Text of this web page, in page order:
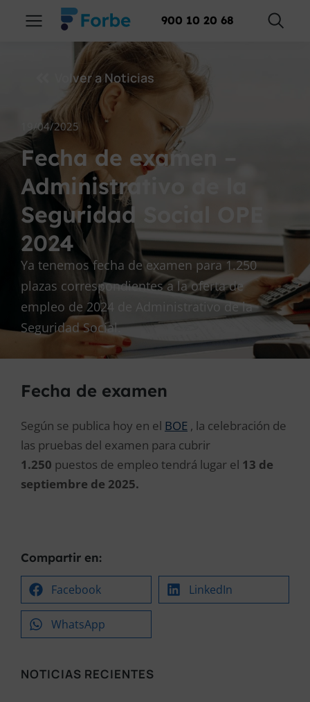
900 10 20 68
Volver a Noticias
19/04/2025
Fecha de examen –
Administrativo de la
Seguridad Social OPE
2024
Ya tenemos fecha de examen para 1.250
plazas correspondientes a la oferta de
empleo de 2024 de Administrativo de la
Seguridad Social.
Fecha de examen
Según se publica hoy en el BOE , la celebración de
las pruebas del examen para cubrir
1.250 puestos de empleo tendrá lugar el 13 de
septiembre de 2025.
Compartir en:
Facebook LinkedIn
WhatsApp
NOTICIAS RECIENTES